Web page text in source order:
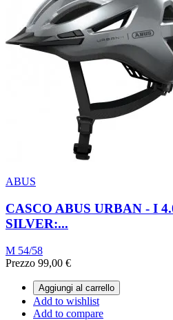
ABUS
CASCO ABUS URBAN - I
SILVER:...
M 54/58
Prezzo 99,00 €
Aggiungi al carrello
Add to wishlist
Add to compare